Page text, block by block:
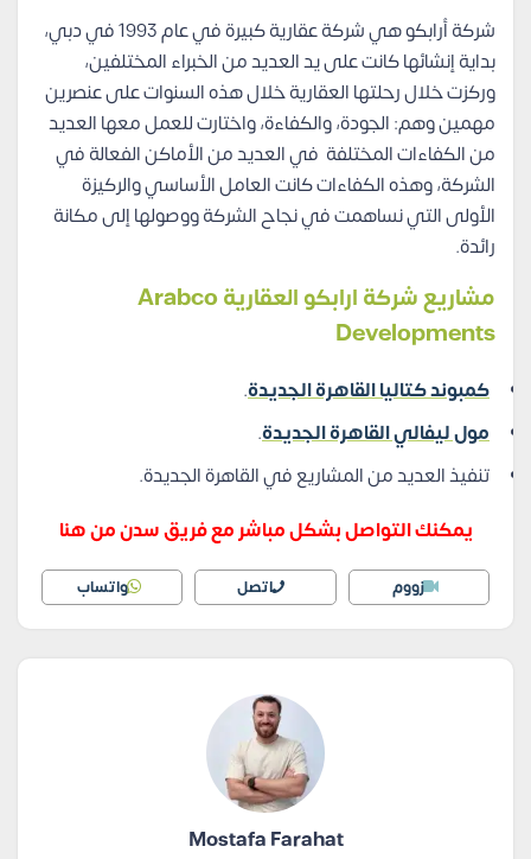
شركة أرابكو هي شركة عقارية كبيرة في عام 1993 في دبي،
بداية إنشائها كانت على يد العديد من الخبراء المختلفين،
وركزت خلال رحلتها العقارية خلال هذه السنوات على عنصرين
مهمين وهم: الجودة، والكفاءة، واختارت للعمل معها العديد
من الكفاءات المختلفة في العديد من الأماكن الفعالة في
الشركة، وهذه الكفاءات كانت العامل الأساسي والركيزة
الأولى التي نساهمت في نجاح الشركة ووصولها إلى مكانة
رائدة.
مشاريع شركة ارابكو العقارية Arabco
Developments
كمبوند كتاليا القاهرة الجديدة.
مول ليفالي القاهرة الجديدة.
تنفيذ العديد من المشاريع في القاهرة الجديدة.
يمكنك التواصل بشكل مباشر مع فريق سدن من هنا
زووم اتصل واتساب
Mostafa Farahat